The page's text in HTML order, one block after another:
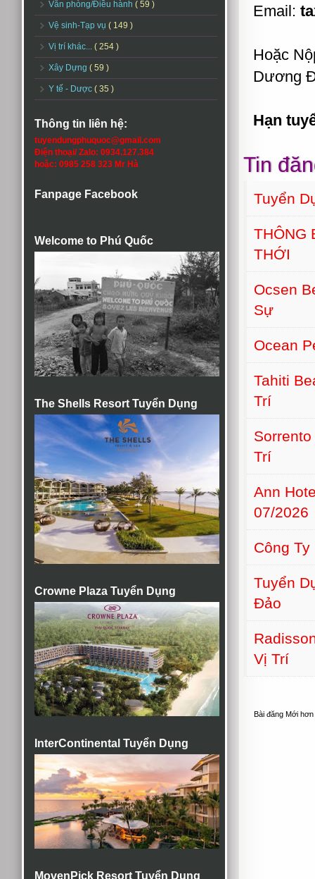
Văn phòng/Điều hành ( 59 )
Vệ sinh-Tạp vụ ( 149 )
Vị trí khác... ( 254 )
Xây Dựng ( 59 )
Y tế - Dược ( 35 )
Thông tin liên hệ:
tuyendungphuquoc@gmail.com
Điện thoại/ Zalo: 0934.127.384
hoặc: 0985 258 323 Mr Hà
Fanpage Facebook
Welcome to Phú Quốc
The Shells Resort Tuyển Dụng
Crowne Plaza Tuyển Dụng
InterContinental Tuyển Dụng
MovenPick Resort Tuyển Dụng
Email:
Hoặc
Dương
Hạn
Tin
Tuyển
THÔNG
THỚI
Ocsen
Sự
Ocean
Tahiti
Trí
Trí
Ann
07/2026
Công
Tuyển
Đảo
Vị Trí
Bài đăng Mới hơn